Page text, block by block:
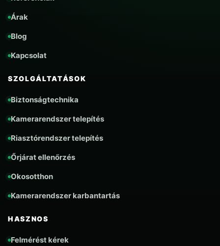
Árak
Blog
Kapcsolat
SZOLGÁLTATÁSOK
Biztonságtechnika
Kamerarendszer telepítés
Riasztórendszer telepítés
Őrjárat ellenőrzés
Okosotthon
Kamerarendszer karbantartás
HASZNOS
Felmérést kérek